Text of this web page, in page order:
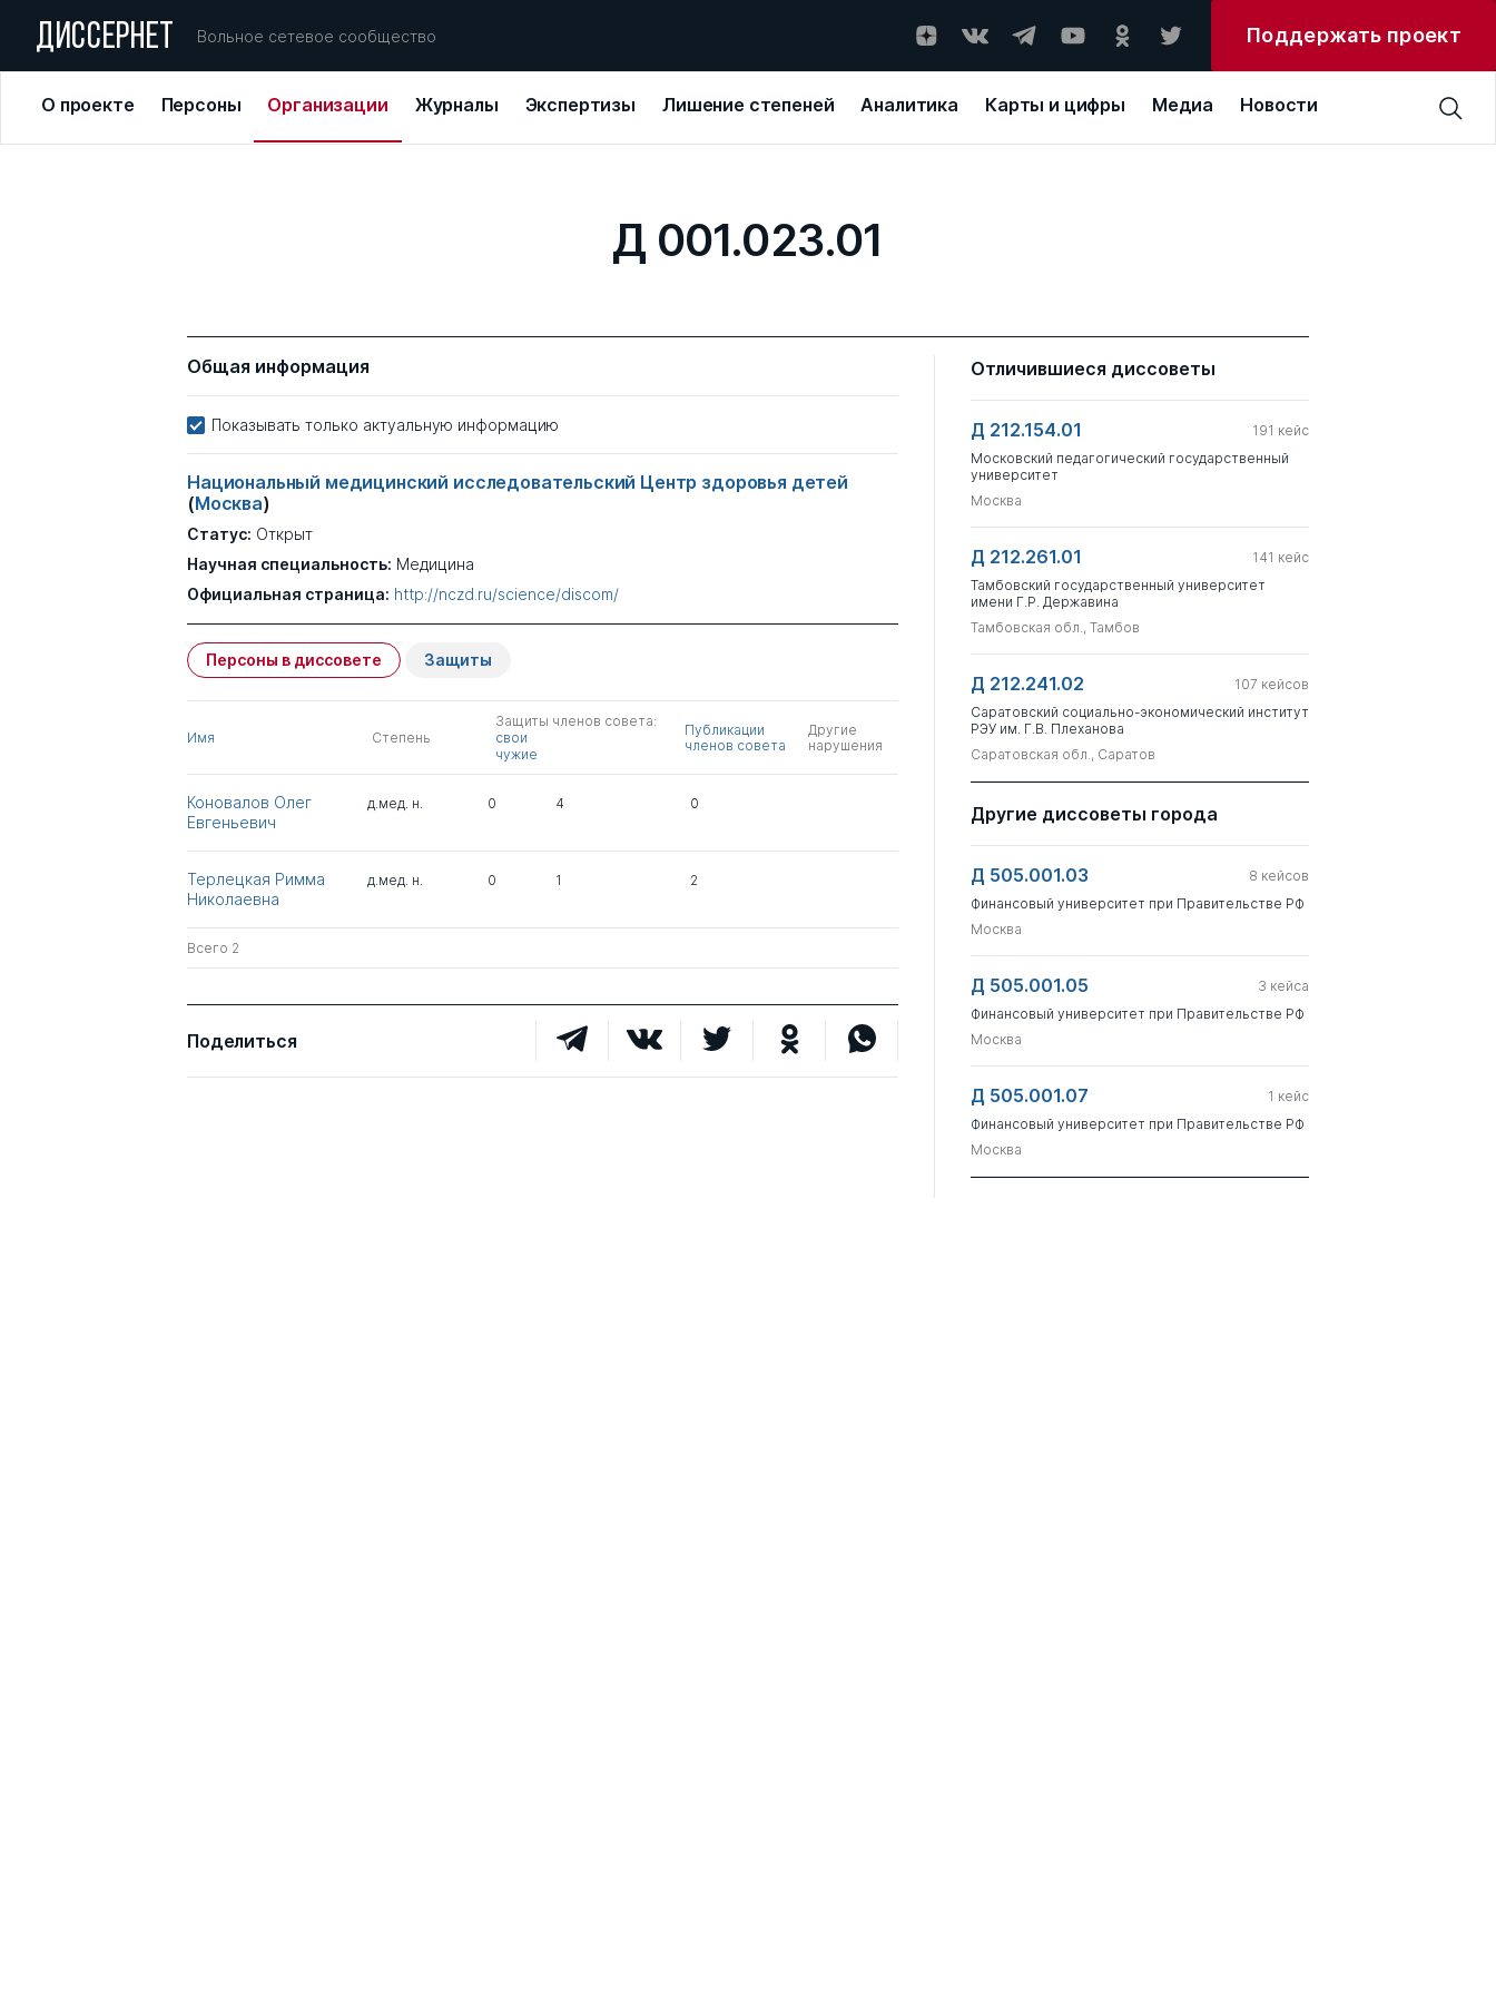
ДИССЕРНЕТ Вольное сетевое сообщество Поддержать проект
О проекте Персоны Организации Журналы Экспертизы Лишение степеней Аналитика Карты и цифры Медиа Новости
Д 001.023.01
Общая информация
Показывать только актуальную информацию
Национальный медицинский иссле­довательский Центр здоровья детей
(Москва)
Статус: Открыт
Научная специальность: Медицина
Официальная страница: http://nczd.ru/science/discom/
Персоны в диссовете Защиты
Имя Степень
Защиты членов совета:
свои
чужие
Публикации
членов совета
Другие
нарушения
Коновалов Олег
Евгеньевич
д.мед. н. 0 4 0
Терлецкая Римма
Николаевна
д.мед. н. 0 1 2
Всего 2
Поделиться
Отличившиеся диссоветы
Д 212.154.01 191 кейс
Московский педагогический государственный
университет
Москва
Д 212.261.01 141 кейс
Тамбовский государственный университет
имени Г.Р. Державина
Тамбовская обл., Тамбов
Д 212.241.02 107 кейсов
Саратовский социально-экономический институт
РЭУ им. Г.В. Плеханова
Саратовская обл., Саратов
Другие диссоветы города
Д 505.001.03 8 кейсов
Финансовый университет при Правительстве РФ
Москва
Д 505.001.05 3 кейса
Финансовый университет при Правительстве РФ
Москва
Д 505.001.07 1 кейс
Финансовый университет при Правительстве РФ
Москва